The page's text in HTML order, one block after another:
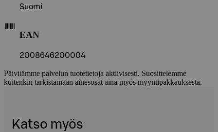
Suomi
EAN
2008646200004
Päivitämme palvelun tuotetietoja aktiivisesti. Suosittelemme
kuitenkin tarkistamaan ainesosat aina myös myyntipakkauksesta.
Katso myös